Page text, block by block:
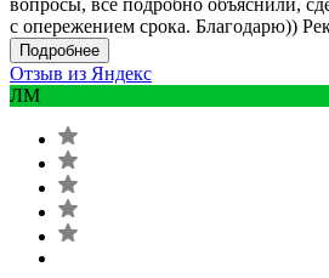
вопросы, всё подробно объяснили,
с опережением срока. Благодарю))
Подробнее
Отзыв из Яндекс
ЛМ